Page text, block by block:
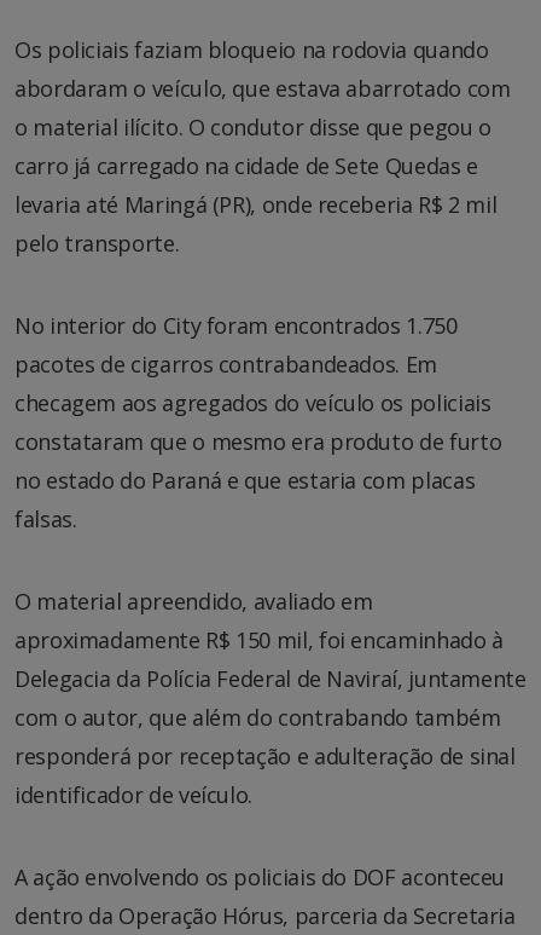
Os policiais faziam bloqueio na rodovia quando
abordaram o veículo, que estava abarrotado com
o material ilícito. O condutor disse que pegou o
carro já carregado na cidade de Sete Quedas e
levaria até Maringá (PR), onde receberia R$ 2 mil
pelo transporte.
No interior do City foram encontrados 1.750
pacotes de cigarros contrabandeados. Em
checagem aos agregados do veículo os policiais
constataram que o mesmo era produto de furto
no estado do Paraná e que estaria com placas
falsas.
O material apreendido, avaliado em
aproximadamente R$ 150 mil, foi encaminhado à
Delegacia da Polícia Federal de Naviraí, juntamente
com o autor, que além do contrabando também
responderá por receptação e adulteração de sinal
identificador de veículo.
A ação envolvendo os policiais do DOF aconteceu
dentro da Operação Hórus, parceria da Secretaria